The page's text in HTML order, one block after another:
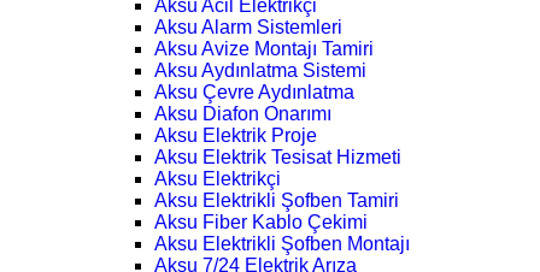
Aksu Acil Elektrikçi
Aksu Alarm Sistemleri
Aksu Avize Montajı Tamiri
Aksu Aydınlatma Sistemi
Aksu Çevre Aydınlatma
Aksu Diafon Onarımı
Aksu Elektrik Proje
Aksu Elektrik Tesisat Hizmeti
Aksu Elektrikçi
Aksu Elektrikli Şofben Tamiri
Aksu Fiber Kablo Çekimi
Aksu Elektrikli Şofben Montajı
Aksu 7/24 Elektrik Arıza